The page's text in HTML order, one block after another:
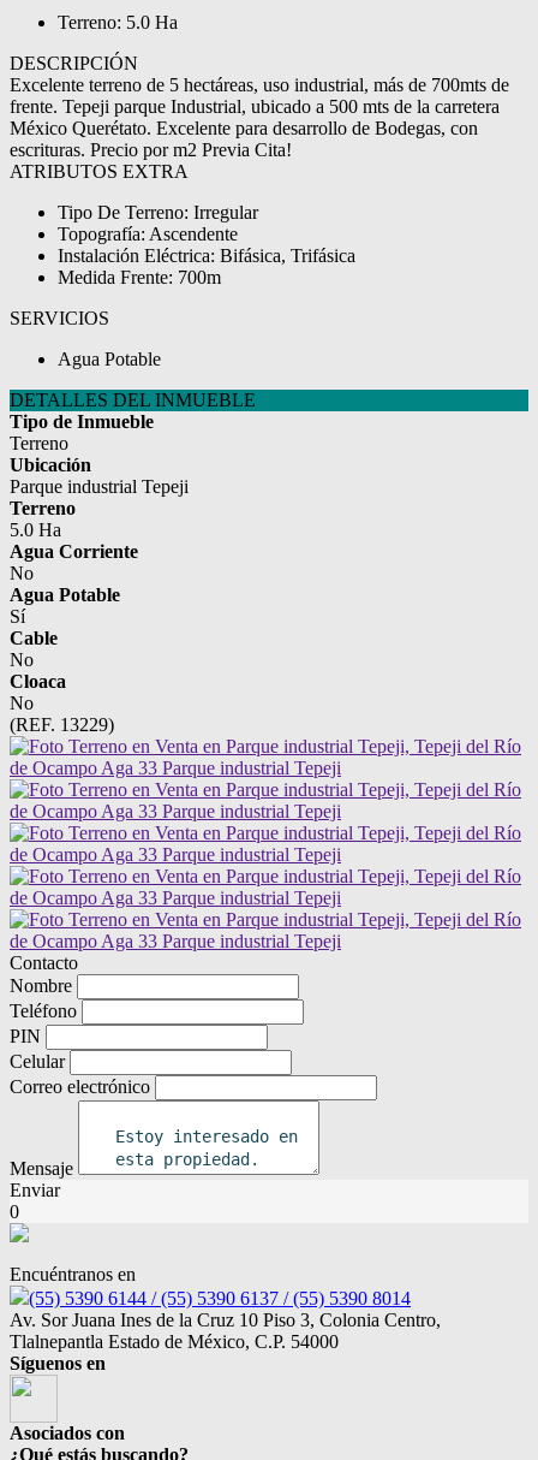
Terreno: 5.0 Ha
DESCRIPCIÓN
Excelente terreno de 5 hectáreas, uso industrial, más de 700mts de
frente. Tepeji parque Industrial, ubicado a 500 mts de la carretera
México Querétato. Excelente para desarrollo de Bodegas, con
escrituras. Precio por m2 Previa Cita!
ATRIBUTOS EXTRA
Tipo De Terreno: Irregular
Topografía: Ascendente
Instalación Eléctrica: Bifásica, Trifásica
Medida Frente: 700m
SERVICIOS
Agua Potable
DETALLES DEL INMUEBLE
Tipo de Inmueble
Terreno
Ubicación
Parque industrial Tepeji
Terreno
5.0 Ha
Agua Corriente
No
Agua Potable
Sí
Cable
No
Cloaca
No
(REF. 13229)
Contacto
Nombre
Teléfono
PIN
Celular
Correo electrónico
Mensaje
Enviar
0
Encuéntranos en
(55) 5390 6144 / (55) 5390 6137 / (55) 5390 8014
Av. Sor Juana Ines de la Cruz 10 Piso 3, Colonia Centro,
Tlalnepantla Estado de México, C.P. 54000
Síguenos en
Asociados con
¿Qué estás buscando?